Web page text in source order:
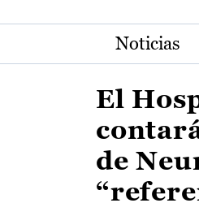
Noticias
El
de